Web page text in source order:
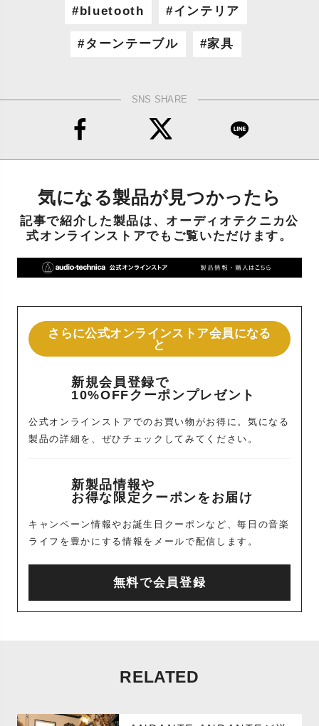
bluetooth インテリア
ターンテーブル 家具
SNS SHARE
気になる製品が見つかったら
記事で紹介した製品は、オーディオテクニカ公
式オンラインストアでもご覧いただけます。
さらに公式オンラインストア会員になる
と
新規会員登録で
10%OFFクーポンプレゼント
公式オンラインストアでのお買い物がお得に。気になる
製品の詳細を、ぜひチェックしてみてください。
新製品情報や
お得な限定クーポンをお届け
キャンペーン情報やお誕生日クーポンなど、毎日の音楽
ライフを豊かにする情報をメールで配信します。
無料で会員登録
RELATED